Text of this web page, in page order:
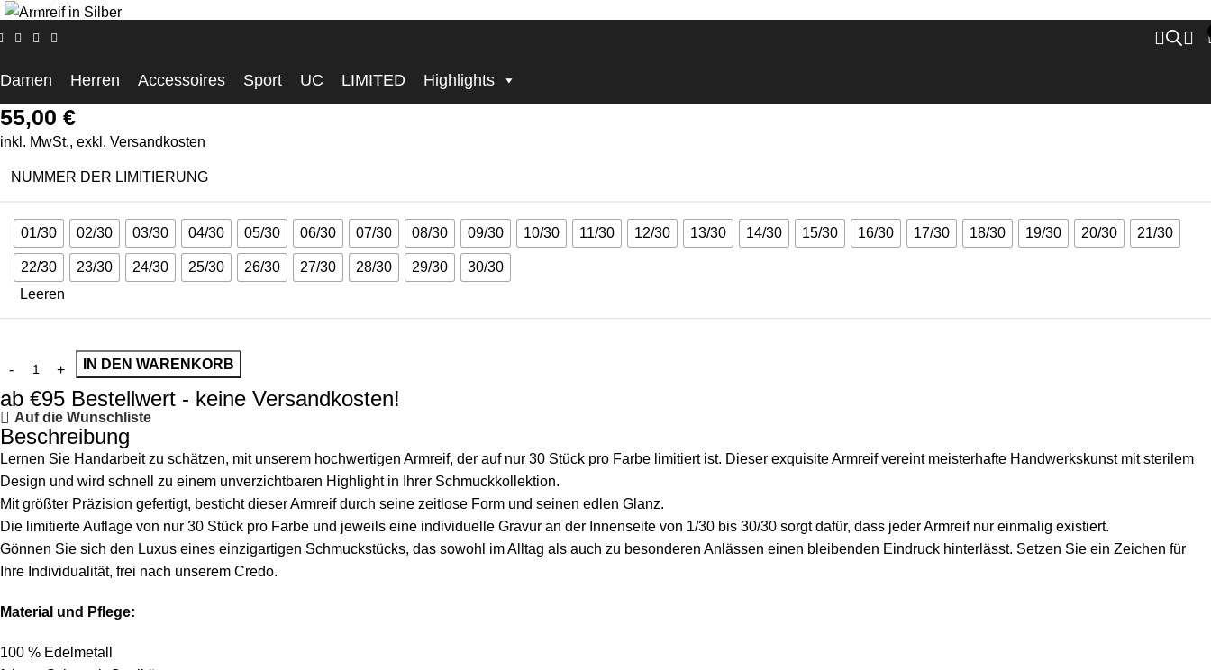
Damen Herren Accessoires Sport UC LIMITED Highlights
Startseite
CASCARY 💎 Armreif chic – silver – LIMITED 1-30/30
55,00 €
inkl. MwSt., exkl. Versandkosten
NUMMER DER LIMITIERUNG
01/30 02/30 03/30 04/30 05/30 06/30 07/30 08/30 09/30 10/30 11/30 12/30 13/30 14/30 15/30 16/30 17/30 18/30 19/30 20/30 21/30
22/30 23/30 24/30 25/30 26/30 27/30 28/30 29/30
30/30
Leeren
IN DEN WARENKORB
ab €95 Bestellwert - keine Versandkosten!
Auf die Wunschliste
Beschreibung
Lernen Sie Handarbeit zu schätzen, mit unserem hochwertigen Armreif, der auf nur 30 Stück pro Farbe limitiert ist. Dieser exquisite Armreif vereint meisterhafte Handwerkskunst mit sterilem
Design und wird schnell zu einem unverzichtbaren Highlight in Ihrer Schmuckkollektion.
Mit größter Präzision gefertigt, besticht dieser Armreif durch seine zeitlose Form und seinen edlen Glanz.
Die limitierte Auflage von nur 30 Stück pro Farbe und jeweils eine individuelle Gravur an der Innenseite von 1/30 bis 30/30 sorgt dafür, dass jeder Armreif nur einmalig existiert.
Gönnen Sie sich den Luxus eines einzigartigen Schmuckstücks, das sowohl im Alltag als auch zu besonderen Anlässen einen bleibenden Eindruck hinterlässt. Setzen Sie ein Zeichen für
Ihre Individualität, frei nach unserem Credo.
Material und Pflege:
100 % Edelmetall